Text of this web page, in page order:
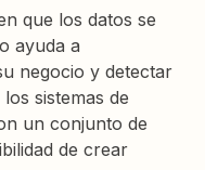
que los datos se
ayuda a
negocio y detectar
sistemas de
un conjunto de
de crear